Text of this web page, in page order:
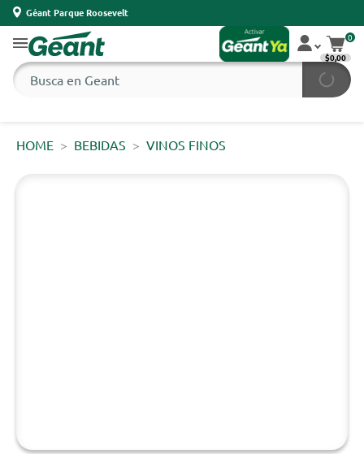
Géant Parque Roosevelt
0
$0,00
HOME BEBIDAS VINOS FINOS